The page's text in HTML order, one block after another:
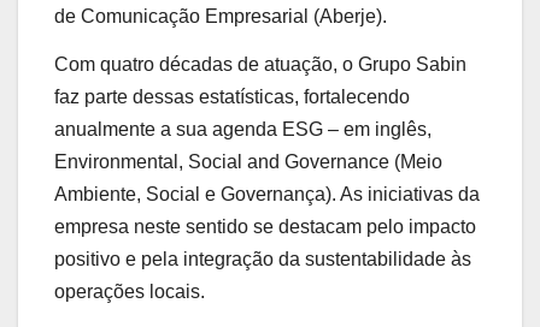
de Comunicação Empresarial (Aberje).
Com quatro décadas de atuação, o Grupo Sabin
faz parte dessas estatísticas, fortalecendo
anualmente a sua agenda ESG – em inglês,
Environmental, Social and Governance (Meio
Ambiente, Social e Governança). As iniciativas da
empresa neste sentido se destacam pelo impacto
positivo e pela integração da sustentabilidade às
operações locais.